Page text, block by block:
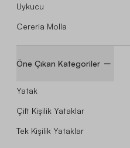
Uykucu
Cereria Molla
Öne Çıkan Kategoriler
Yatak
Çift Kişilik Yataklar
Tek Kişilik Yataklar